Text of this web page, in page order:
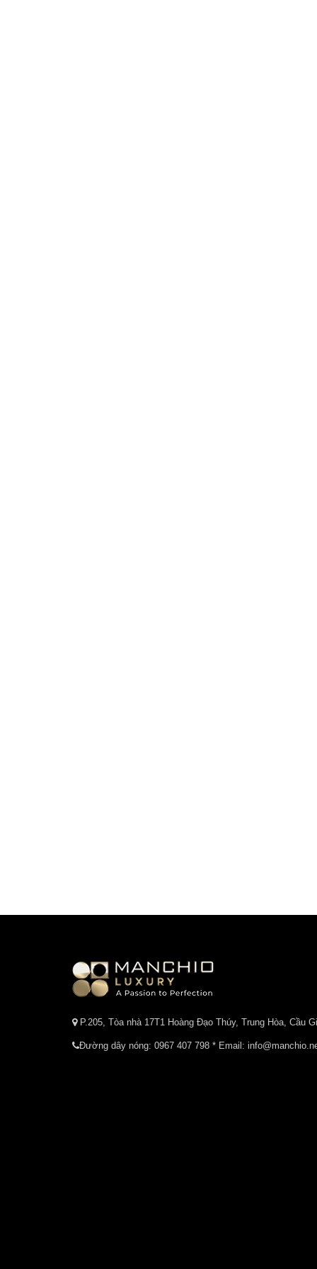
P.205, Tòa nhà 17T1 Hoàng Đạo Thúy, Trung Hòa, Cầu
Đường dây nóng: 0967 407 798 * Email: